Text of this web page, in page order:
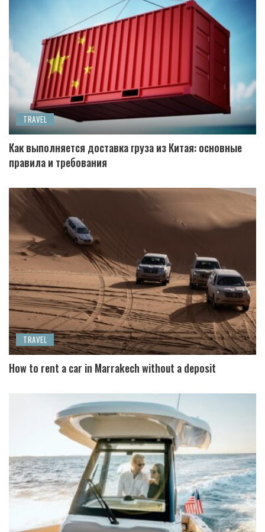
TRAVEL
Как выполняется доставка груза из Китая: основные
правила и требования
TRAVEL
How to rent a car in Marrakech without a deposit